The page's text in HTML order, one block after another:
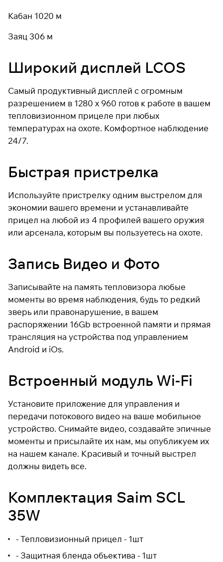
Кабан 1020 м
Заяц 306 м
Широкий дисплей LCOS
Самый продуктивный дисплей с огромным
разрешением в 1280 x 960 готов к работе в вашем
тепловизионном прицеле при любых
температурах на охоте. Комфортное наблюдение
24/7.
Быстрая пристрелка
Используйте пристрелку одним выстрелом для
экономии вашего времени и устанавливайте
прицел на любой из 4 профилей вашего оружия
или арсенала, которым вы пользуетесь на охоте.
Запись Видео и Фото
Записывайте на память тепловизора любые
моменты во время наблюдения, будь то редкий
зверь или правонарушение, в вашем
распоряжении 16Gb встроенной памяти и прямая
трансляция на устройства под управлением
Android и iOs.
Встроенный модуль Wi-Fi
Установите приложение для управления и
передачи потокового видео на ваше мобильное
устройство. Снимайте видео, создавайте эпичные
моменты и присылайте их нам, мы опубликуем их
на нашем канале. Красивый и точный выстрел
должны видеть все.
Комплектация Saim SCL
35W
- Тепловизионный прицел - 1шт
- Защитная бленда объектива - 1шт